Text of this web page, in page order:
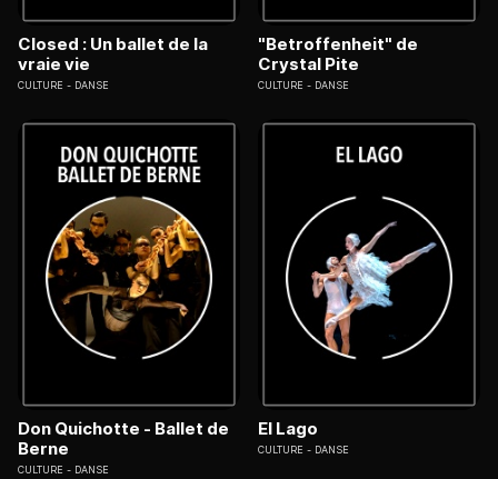
Closed : Un ballet de la
vraie vie
CULTURE DANSE
"Betroffenheit" de
Crystal Pite
CULTURE DANSE
Don Quichotte - Ballet de
Berne
CULTURE DANSE
El Lago
CULTURE DANSE